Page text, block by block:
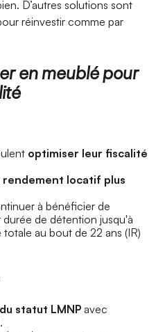
D’autres solutions sont
réinvestir comme par
en meublé pour
optimiser leur fiscalité
rendement locatif plus
à bénéficier de
durée de détention jusqu'à
au bout de 22 ans (IR)
statut LMNP avec
.